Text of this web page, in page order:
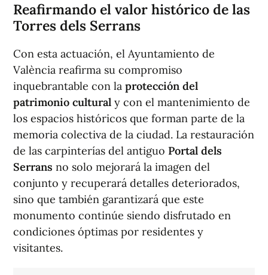
Reafirmando el valor histórico de las
Torres dels Serrans
Con esta actuación, el Ayuntamiento de
València reafirma su compromiso
inquebrantable con la protección del
patrimonio cultural y con el mantenimiento de
los espacios históricos que forman parte de la
memoria colectiva de la ciudad. La restauración
de las carpinterías del antiguo Portal dels
Serrans no solo mejorará la imagen del
conjunto y recuperará detalles deteriorados,
sino que también garantizará que este
monumento continúe siendo disfrutado en
condiciones óptimas por residentes y
visitantes.